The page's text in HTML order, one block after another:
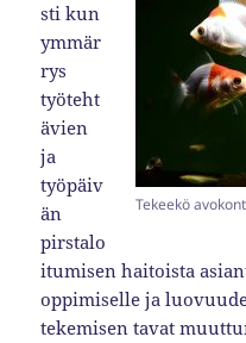
Tekeekö
sti kun
ymmär
rys
työteht
ävien
ja
työpäiv
än
pirstalo
itumisen haitoista
oppimiselle ja
tekemisen tavat